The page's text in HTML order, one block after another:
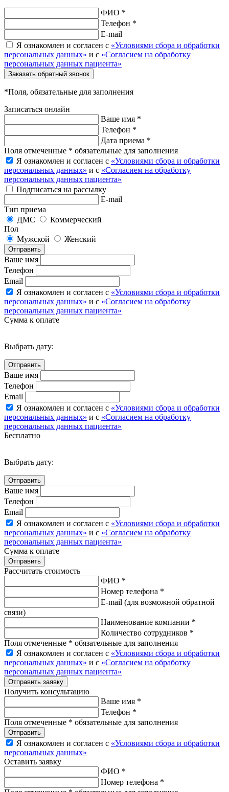
ФИО *
Телефон *
E-mail
Я ознакомлен и согласен с «Условиями сбора и обработки
персональных данных» и с «Согласием на обработку
персональных данных пациента»
Заказать обратный звонок
*Поля, обязательные для заполнения
Записаться онлайн
Ваше имя *
Телефон *
Дата приема *
Поля отмеченные * обязательные для заполнения
Я ознакомлен и согласен с «Условиями сбора и обработки
персональных данных» и с «Согласием на обработку
персональных данных пациента»
Подписаться на рассылку
E-mail
Тип приема
ДМС
Коммерческий
Пол
Мужской
Женский
Отправить
Ваше имя
Телефон
Email
Я ознакомлен и согласен с «Условиями сбора и обработки
персональных данных» и с «Согласием на обработку
персональных данных пациента»
Сумма к оплате
Выбрать дату:
Ваше имя
Телефон
Email
Я ознакомлен и согласен с «Условиями сбора и обработки
персональных данных» и с «Согласием на обработку
персональных данных пациента»
Бесплатно
Выбрать дату:
Ваше имя
Телефон
Email
Я ознакомлен и согласен с «Условиями сбора и обработки
персональных данных» и с «Согласием на обработку
персональных данных пациента»
Сумма к оплате
Рассчитать стоимость
ФИО *
Номер телефона *
E-mail (для возможной обратной
связи)
Наименование компании *
Количество сотрудников *
Поля отмеченные * обязательные для заполнения
Я ознакомлен и согласен с «Условиями сбора и обработки
персональных данных» и с «Согласием на обработку
персональных данных пациента»
Отправить заявку
Получить консультацию
Ваше имя *
Телефон *
Поля отмеченные * обязательные для заполнения
Отправить
Я ознакомлен и согласен с «Условиями сбора и обработки
персональных данных»
Оставить заявку
ФИО *
Номер телефона *